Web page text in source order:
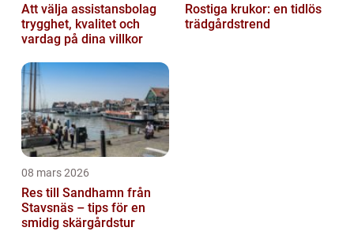
Att välja assistansbolag
trygghet, kvalitet och
vardag på dina villkor
Rostiga krukor: en tidlös
trädgårdstrend
08 mars 2026
Res till Sandhamn från
Stavsnäs – tips för en
smidig skärgårdstur